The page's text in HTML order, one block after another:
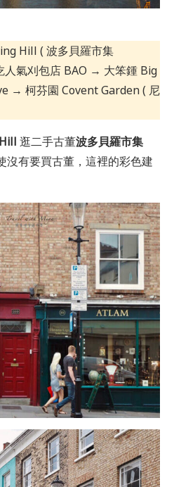
Hill ( 波多貝羅市集
氣刈包店 BAO → 大笨鍾 Big
→ 柯芬園 Covent Garden ( 尼
逛二手古董波多貝羅市集
沒有要買古董，這裡的彩色建